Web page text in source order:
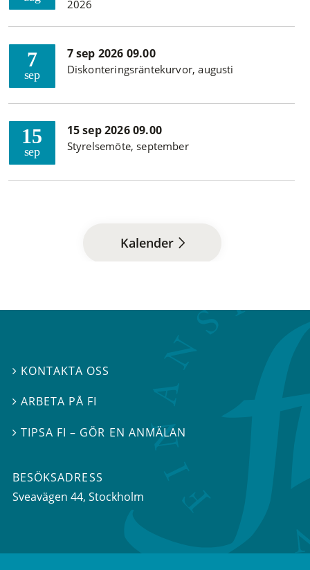
2026
7
sep
7 sep 2026 09.00
Diskonteringsräntekurvor, augusti
15
sep
15 sep 2026 09.00
Styrelsemöte, september
Kalender
 KONTAKTA OSS
ARBETA PÅ FI
TIPSA FI – GÖR EN ANMÄLAN
BESÖKSADRESS
Sveavägen 44, Stockholm